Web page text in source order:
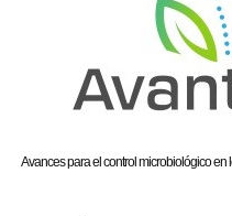
Avances para el control microbiológico